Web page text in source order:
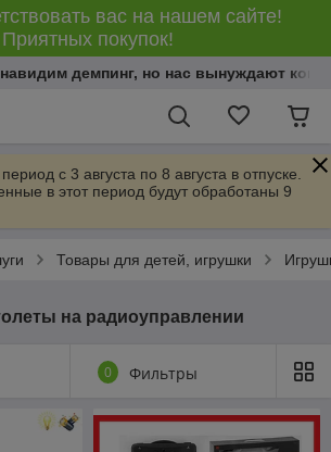
вас на нашем сайте!
Приятных покупок!
демпинг, но нас вынуждают
с 3 августа по 8 августа в отпуске.
в этот период будут обработаны 9
Товары для детей, игрушки
на радиоуправлении
0 Фильтры